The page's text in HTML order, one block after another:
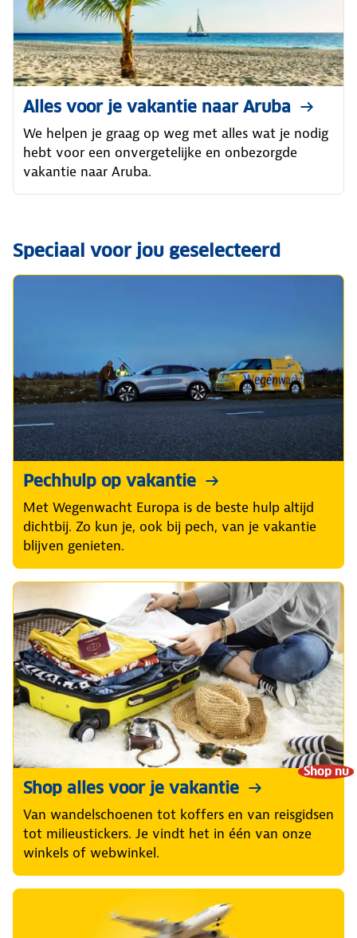
Alles voor je vakantie naar Aruba
We helpen je graag op weg met alles wat je nodig
hebt voor een onvergetelijke en onbezorgde
vakantie naar Aruba.
Speciaal voor jou geselecteerd
Pechhulp op vakantie
Met Wegenwacht Europa is de beste hulp altijd
dichtbij. Zo kun je, ook bij pech, van je vakantie
blijven genieten.
Shop nu
Shop alles voor je vakantie
Van wandelschoenen tot koffers en van reisgidsen
tot milieustickers. Je vindt het in één van onze
winkels of webwinkel.